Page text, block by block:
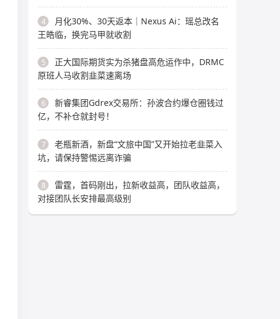
4
月化30%、30天返本｜Nexus Ai：瑶总改名
王皓临，换完马甲就收割
5
正大国际期货实为杀猪盘高危运作中，DRMC
原班人马收割韭菜速离场
6
新睿集团Gdrex交易所：孙波合约爆仓圈钱过
亿，不补仓就封号！
7
老瓶新酒，新盘“文旅中国”又开始拉老韭菜入
坑，请保持警惕远离诈骗
8
雷霆，首码刚出，拉新收益高，团队收益高，
对接团队长安排最高级别